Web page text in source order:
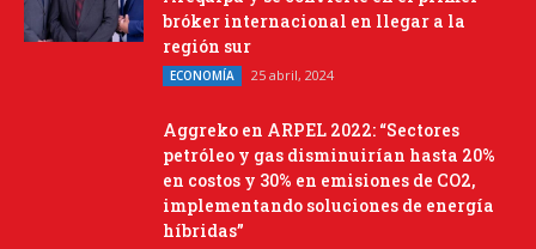
bróker internacional en llegar a la
región sur
ECONOMÍA 25 abril, 2024
Aggreko en ARPEL 2022: “Sectores
petróleo y gas disminuirían hasta 20%
en costos y 30% en emisiones de CO2,
implementando soluciones de energía
híbridas”